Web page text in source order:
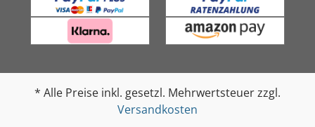
* Alle Preise inkl. gesetzl. Mehrwertsteuer zzgl.
Versandkosten